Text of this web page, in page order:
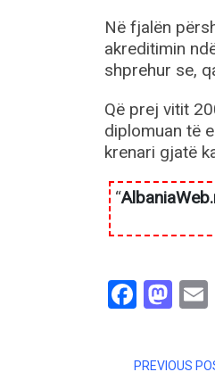
Në fjalën
akreditimin
shprehur se,
Që prej vitit
diplomuan të
krenari gjatë
“
PREVIOUS